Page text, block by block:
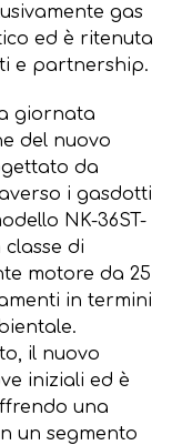
gas
ed è ritenuta
e partnership.
giornata
del nuovo
da
i gasdotti
NK-36ST-
di
motore da 25
in termini
il nuovo
iniziali ed è
una
un segmento